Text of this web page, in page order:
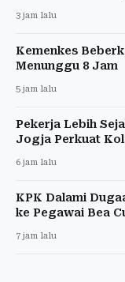
3 jam lalu
Kemenkes
Menunggu 8 Jam
5 jam lalu
Pekerja Lebih
Jogja Perkuat
6 jam lalu
KPK Dalami
ke Pegawai Bea
7 jam lalu